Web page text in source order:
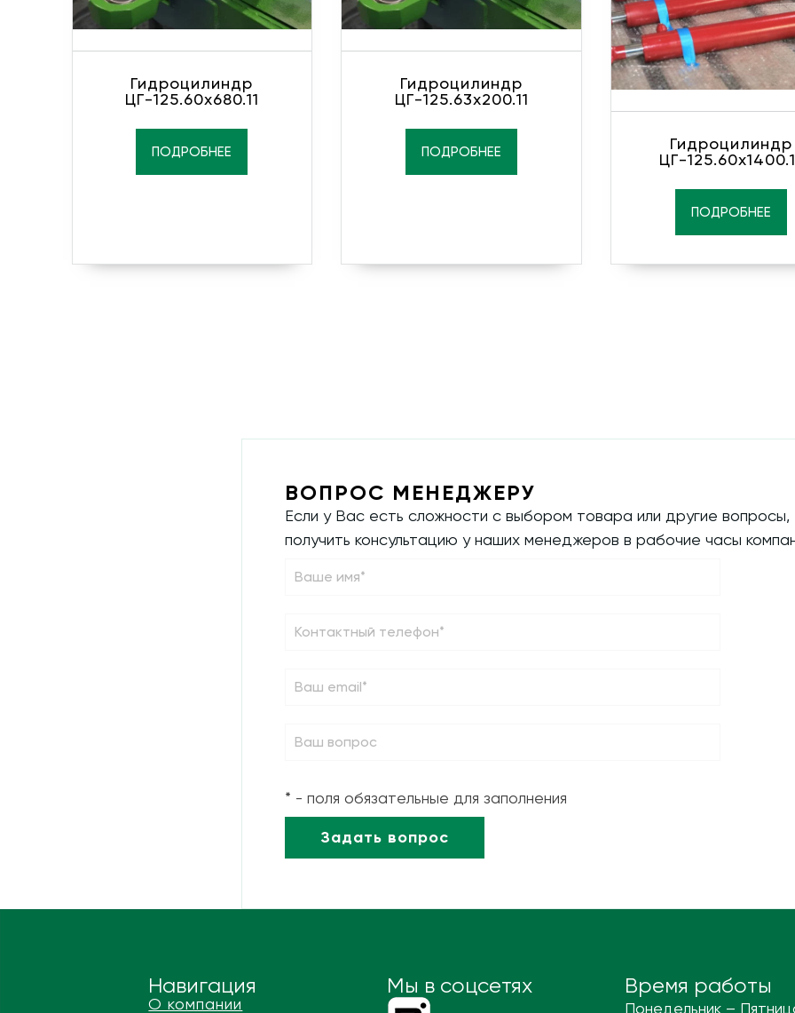
Гидроцилиндр
ЦГ-125.60х680.11
ПОДРОБНЕЕ
Гидроцилиндр
ЦГ-125.63х200.11
ПОДРОБНЕЕ
Гидроцилиндр
ЦГ-
ПОДРОБНЕЕ
ВОПРОС МЕНЕДЖЕРУ
Если у Вас есть сложности с выбором товара или другие
получить консультацию у наших менеджеров в рабочие часы
* - поля обязательные для заполнения
Навигация
О компании
Мы в соцсетях Время работы
Понедельник –